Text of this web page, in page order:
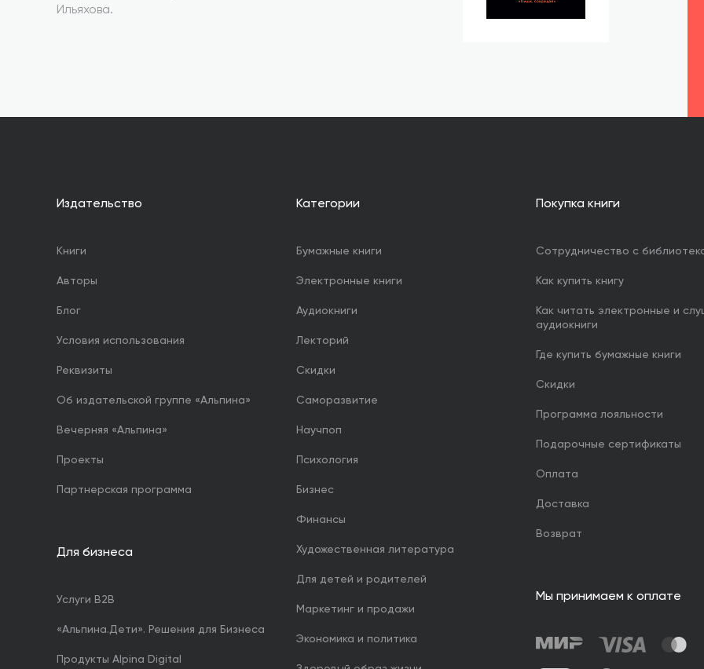
Ильяхова.
Издательство
Книги
Авторы
Блог
Условия использования
Реквизиты
Об издательской группе «Альпина»
Вечерняя «Альпина»
Проекты
Партнерская программа
Для бизнеса
Услуги B2B
«Альпина.Дети». Решения для Бизнеса
Продукты Alpina Digital
Категории
Бумажные книги
Электронные книги
Аудиокниги
Лекторий
Скидки
Саморазвитие
Научпоп
Психология
Бизнес
Финансы
Художественная литература
Для детей и родителей
Маркетинг и продажи
Экономика и политика
Покупка книги
Сотрудничество с
Как купить книгу
Как читать электронные и
аудиокниги
Где купить бумажные книги
Скидки
Программа лояльности
Подарочные сертификаты
Оплата
Доставка
Возврат
Мы принимаем к оплате